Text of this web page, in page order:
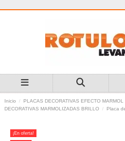
Inicio PLACAS DECORATIVAS EFECTO
DECORATIVAS MARMOLIZADAS BRILLO
Placa
¡En oferta!